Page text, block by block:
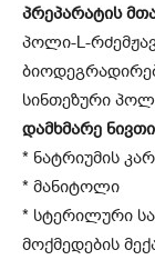
პრეპარატის
პოლი-L-
სინთეზური
დამხმარე
* ნატრიუმის
* მანიტოლი
* სტერილური
მოქმედების